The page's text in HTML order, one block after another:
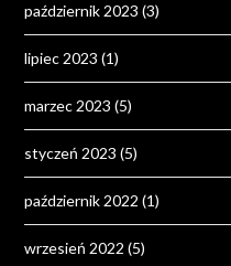
październik 2023 (3)
lipiec 2023 (1)
marzec 2023 (5)
styczeń 2023 (5)
październik 2022 (1)
wrzesień 2022 (5)